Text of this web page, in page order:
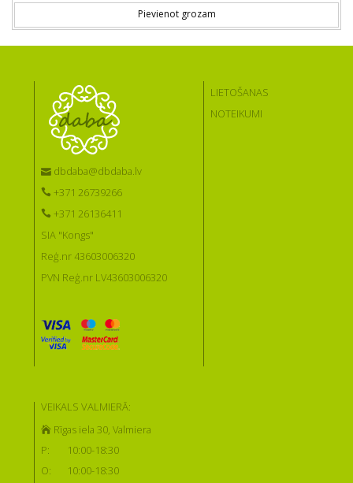
Pievienot grozam
dbdaba@dbdaba.lv
+371 26739266
+371 26136411
SIA "Kongs"
Reģ.nr 43603006320
PVN Reģ.nr LV43603006320
LIETOŠANAS
NOTEIKUMI
VEIKALS VALMIERĀ:
Rīgas iela 30, Valmiera
P:
10:00-18:30
O:
10:00-18:30